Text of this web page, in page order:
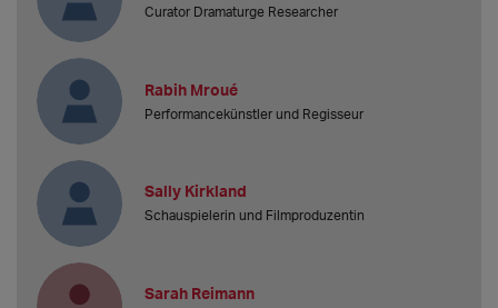
Curator Dramaturge Researcher
Rabih Mroué
Performancekünstler und Regisseur
Sally Kirkland
Schauspielerin und Filmproduzentin
Sarah Reimann